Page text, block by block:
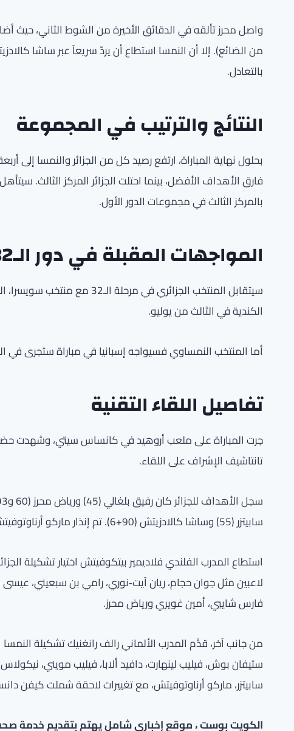
بالتعادل.
النتائج والترتيب في المجموعة
بحلول نهاية المباراة، ارتفع رصيد كل من الجزائر والنمسا إلى
فارق الأهداف الأفضل، بينما احتلت الجزائر المركز الثالث.
بالمركز الثالث في مجموعات الدور الأول.
المواجهات المقبلة في دور الـ32
سيتقابل المنتخب الجزائري في
الكندية في الثالث من يوليو.
أما المنتخب النمساوي فسيواجه إسبانيا في مباراة ستجرى في
تفاصيل اللقاء التقنية
تانتاشيف الإشراف على اللقاء.
سابيتزر (55) وساشا كالادزيتش (90+6). تم إنذار ماركو أرناوتوفيتش في الدقيقة 11.
استطاع المدرب الفلندي فلاديمير بيتكوفيتش اختيار تشكيلة
لاعبين مثل جوان حجام، ريان آيت‑نوري، رامي بن سبعيني، عيسى
فارس شايبي، أمين غويري ورياض محرز.
من جانب آخر، قدَّم المدرب الألماني رالف رانغنيك تشكيلة
ستيفان بوش، فيليب لينهارت، دافيد ألابا، فيليب مويني،
سابيتزر، ماركو أرناوتوفيتش، مع تغييرات لاحقة شملت كيفن
الكويت بوست ، موقع إخباري شامل يهتم بتقديم خدمة